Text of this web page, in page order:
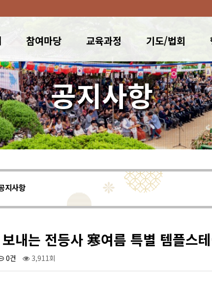
참여마당 교육과정 기도/법회
공지사항
지사항
내는 전등사 寒여름 특별 템플스
0건 3,911회